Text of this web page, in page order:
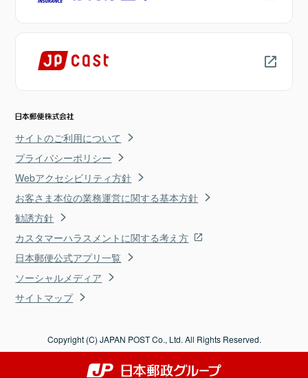
サイトのご利用について
プライバシーポリシー
Webアクセシビリティ方針
お客さま本位の業務運営に関する基本方針
勧誘方針
カスタマーハラスメントに関する考え方
日本郵便公式アプリ一覧
ソーシャルメディア
サイトマップ
Copyright (C) JAPAN POST Co., Ltd. All Rights Reserved.